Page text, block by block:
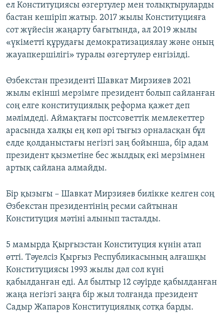
ел Конституциясы өзгертулер мен толықтыруларды
бастан кешіріп жатыр. 2017 жылы Конституцияға
сот жүйесін жаңарту бағытында, ал 2019 жылы
«үкіметті құрудағы демократизациялау және оның
жауапкершілігі» туралы өзгертулер енгізілді.
Өзбекстан президенті Шавкат Мирзияев 2021
жылы екінші мерзімге президент болып сайланған
соң елге конституциялық реформа қажет деп
мәлімдеді. Аймақтағы постсоветтік мемлекеттер
арасында халқы ең көп әрі тығыз орналасқан бұл
елде қолданыстағы негізгі заң бойынша, бір адам
президент қызметіне бес жылдық екі мерзімнен
артық сайлана алмайды.
Бір қызығы – Шавкат Мирзияев билікке келген соң
Өзбекстан президентінің ресми сайтынан
Конституция мәтіні алынып тасталды.
5 мамырда Қырғызстан Конституция күнін атап
өтті. Тәуелсіз Қырғыз Республикасының алғашқы
Конституциясы 1993 жылы дәл сол күні
қабылданған еді. Ал былтыр 12 сәуірде қабылданған
жаңа негізгі заңға бір жыл толғанда президент
Садыр Жапаров Конституциялық сотқа барды.